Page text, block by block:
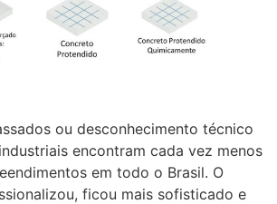
ou desconhecimento técnico
encontram cada vez menos
em todo o Brasil. O
ficou mais sofisticado e